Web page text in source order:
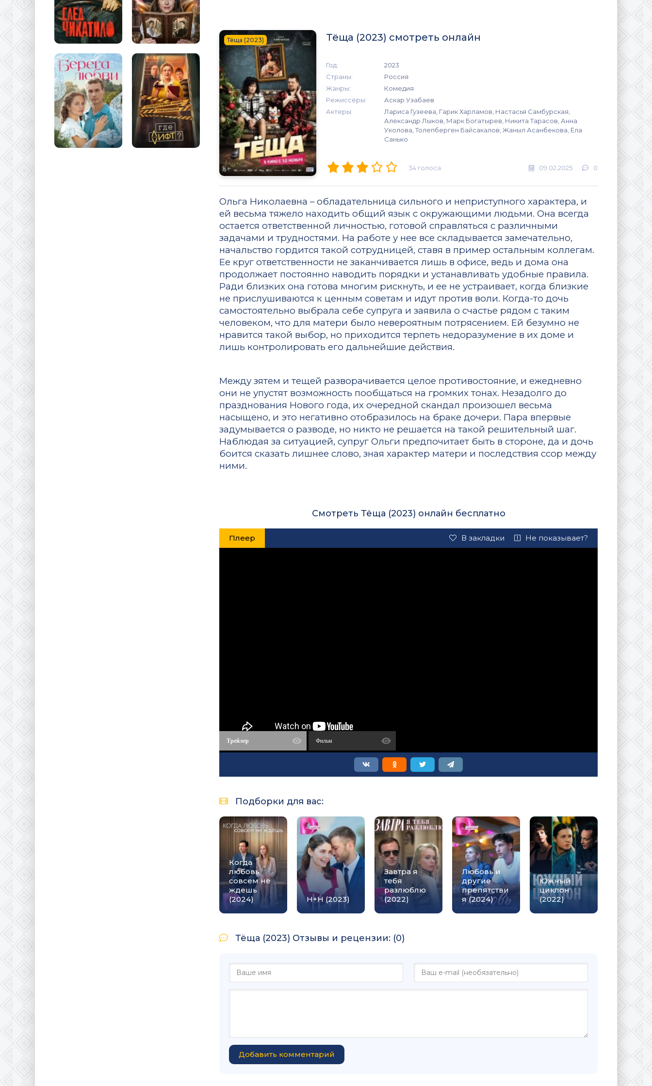
Тёща (2023) Тёща (2023) смотреть онлайн
Год:
2023
Страны:
Россия
Жанры:
Комедия
Режиссёры:
Аскар Узабаев
Актеры:
Лариса Гузеева, Гарик Харламов, Настасья Самбурская,
Александр Лыков, Марк Богатырев, Никита Тарасов, Анна
Уколова, Толепберген Байсакалов, Жаныл Асанбекова, Ёла
Санько
34 голоса 09.02.2025 0
Ольга Николаевна – обладательница сильного и неприступного характера, и
ей весьма тяжело находить общий язык с окружающими людьми. Она всегда
остается ответственной личностью, готовой справляться с различными
задачами и трудностями. На работе у нее все складывается замечательно,
начальство гордится такой сотрудницей, ставя в пример остальным коллегам.
Ее круг ответственности не заканчивается лишь в офисе, ведь и дома она
продолжает постоянно наводить порядки и устанавливать удобные правила.
Ради близких она готова многим рискнуть, и ее не устраивает, когда близкие
не прислушиваются к ценным советам и идут против воли. Когда-то дочь
самостоятельно выбрала себе супруга и заявила о счастье рядом с таким
человеком, что для матери было невероятным потрясением. Ей безумно не
нравится такой выбор, но приходится терпеть недоразумение в их доме и
лишь контролировать его дальнейшие действия.
Между зятем и тещей разворачивается целое противостояние, и ежедневно
они не упустят возможность пообщаться на громких тонах. Незадолго до
празднования Нового года, их очередной скандал произошел весьма
насыщено, и это негативно отобразилось на браке дочери. Пара впервые
задумывается о разводе, но никто не решается на такой решительный шаг.
Наблюдая за ситуацией, супруг Ольги предпочитает быть в стороне, да и дочь
боится сказать лишнее слово, зная характер матери и последствия ссор между
ними.
Смотреть Тёща (2023) онлайн бесплатно
Плеер В закладки Не показывает?
Трейлер Фильм
Подборки для вас:
Когда
любовь
совсем не
ждешь
(2024)
Н+Н (2023)
Завтра я
тебя
разлюблю
(2022)
Любовь и
другие
препятстви
я (2024)
Южный
циклон
(2022)
Тёща (2023) Отзывы и рецензии: (0)
Добавить комментарий